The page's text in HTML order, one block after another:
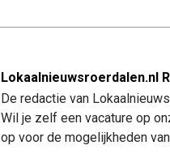
Lokaalnieuwsroerdalen.nl
De redactie van
Wil je zelf een vacature op
op voor de mogelijkheden